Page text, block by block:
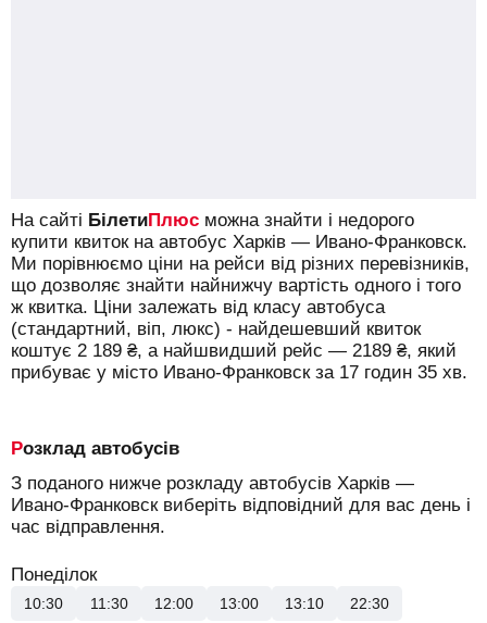
На сайті БілетиПлюс можна знайти і недорого
купити квиток на автобус Харків — Ивано-Франковск.
Ми порівнюємо ціни на рейси від різних перевізників,
що дозволяє знайти найнижчу вартість одного і того
ж квитка. Ціни залежать від класу автобуса
(стандартний, віп, люкс) - найдешевший квиток
коштує 2 189 ₴, а найшвидший рейс — 2189 ₴, який
прибуває у місто Ивано-Франковск за 17 годин 35 хв.
Розклад автобусів
З поданого нижче розкладу автобусів Харків —
Ивано-Франковск виберіть відповідний для вас день і
час відправлення.
Понеділок
10:30 11:30 12:00 13:00 13:10 22:30